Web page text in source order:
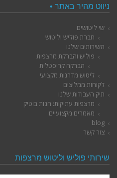
ניווט מהיר באתר •
שי ליטושים
חברת פוליש וליטוש
השירותים שלנו
פוליש והברקת מרצפות
הברקה קריסטלית
ליטוש מדרגות מקצועי
לקוחות ממליצים
תיק העבודות שלנו
מרצפות עתיקות: חנות בוטיק
מאמרים מקצועיים
blog
צור קשר
שירותי פוליש וליטוש מרצפות